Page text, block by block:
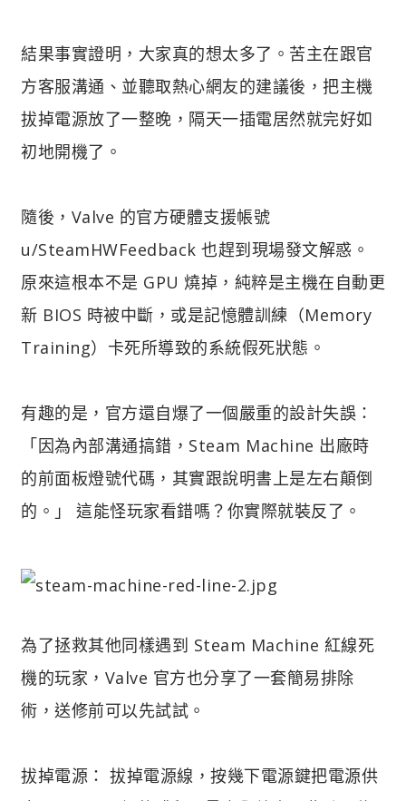
結果事實證明，大家真的想太多了。苦主在跟官
方客服溝通、並聽取熱心網友的建議後，把主機
拔掉電源放了一整晚，隔天一插電居然就完好如
初地開機了。
隨後，Valve 的官方硬體支援帳號
u/SteamHWFeedback 也趕到現場發文解惑。
原來這根本不是 GPU 燒掉，純粹是主機在自動更
新 BIOS 時被中斷，或是記憶體訓練（Memory
Training）卡死所導致的系統假死狀態。
有趣的是，官方還自爆了一個嚴重的設計失誤：
「因為內部溝通搞錯，Steam Machine 出廠時
的前面板燈號代碼，其實跟說明書上是左右顛倒
的。」 這能怪玩家看錯嗎？你實際就裝反了。
為了拯救其他同樣遇到 Steam Machine 紅線死
機的玩家，Valve 官方也分享了一套簡易排除
術，送修前可以先試試。
拔掉電源： 拔掉電源線，按幾下電源鍵把電源供